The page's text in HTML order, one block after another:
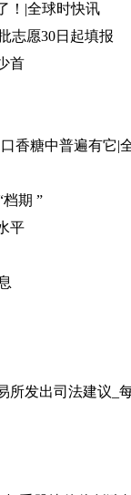
！|全球时快讯
志愿30日起填报
首
香糖中普遍有它|
期 ”
平
所发出司法建议_